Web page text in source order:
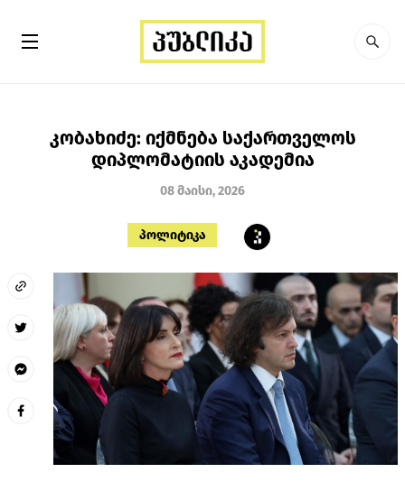
კობახიძე: იქმნება საქართველოს
დიპლომატიის აკადემია
08 მაისი, 2026
პოლიტიკა